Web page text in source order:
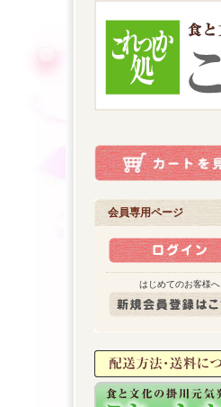
会員専用ページ
はじめてのお客様へ